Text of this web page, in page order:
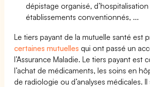
dépistage organisé, d’hospitalisation
établissements conventionnés, ...
Le tiers payant de la mutuelle santé est
certaines mutuelles qui ont passé un
l’Assurance Maladie. Le tiers payant est
l’achat de médicaments, les soins en
de radiologie ou d’analyses médicales.